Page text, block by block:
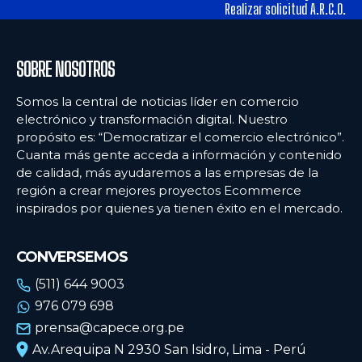
Ecommercenews
PERÚ
ARGENTINA
BOLIVIA
CHILE
ECUADOR
MÉXICO
URUGUAY
VENEZUELA
Ecommercenews
PERÚ
ARGENTINA
BOLIVIA
CHILE
ECUADOR
MÉXICO
URUGUAY
VENEZUELA
Realizar solicitud A.R.C.O.
SOBRE NOSOTROS
Somos la central de noticias líder en comercio
electrónico y transformación digital. Nuestro
propósito es: “Democratizar el comercio electrónico”.
Cuanta más gente acceda a información y contenido
de calidad, más ayudaremos a las empresas de la
región a crear mejores proyectos Ecommerce
inspirados por quienes ya tienen éxito en el mercado.
CONVERSEMOS
(511) 644 9003
976 079 698
prensa@capece.org.pe
Av.Arequipa N 2930 San Isidro, Lima - Perú